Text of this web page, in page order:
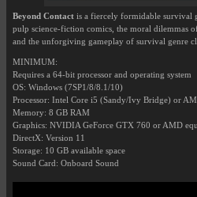
Beyond Contact is a fiercely formidable survival
pulp science-fiction comics, the moral dilemmas
and the unforgiving gameplay of survival genre
MINIMUM:
Requires a 64-bit processor and operating system
OS: Windows (7SP1/8/8.1/10)
Processor: Intel Core i5 (Sandy/Ivy Bridge) or
Memory: 8 GB RAM
Graphics: NVIDIA GeForce GTX 760 or AMD
DirectX: Version 11
Storage: 10 GB available space
Sound Card: Onboard Sound